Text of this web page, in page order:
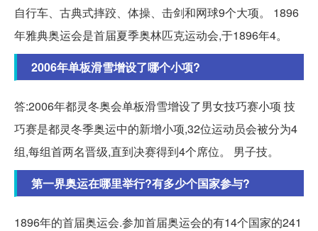
自行车、古典式摔跤、体操、击剑和网球9个大项。 1896
年雅典奥运会是首届夏季奥林匹克运动会,于1896年4。
2006年单板滑雪增设了哪个小项?
答:2006年都灵冬奥会单板滑雪增设了男女技巧赛小项 技
巧赛是都灵冬季奥运中的新增小项,32位运动员会被分为4
组,每组首两名晋级,直到决赛得到4个席位。 男子技。
第一界奥运在哪里举行?有多少个国家参与?
1896年的首届奥运会.参加首届奥运会的有14个国家的241